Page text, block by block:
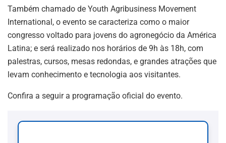
Também chamado de Youth Agribusiness Movement
International, o evento se caracteriza como o maior
congresso voltado para jovens do agronegócio da América
Latina; e será realizado nos horários de 9h às 18h, com
palestras, cursos, mesas redondas, e grandes atrações que
levam conhecimento e tecnologia aos visitantes.
Confira a seguir a programação oficial do evento.